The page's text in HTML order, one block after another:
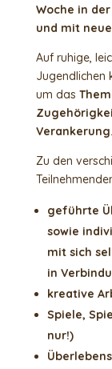
Woche in
und mit
Auf ruhige,
Jugendlichen
um das
Verankerung.
Zu den
geführte
sowie
mit sich
in
kreative
Spiele,
nur!)